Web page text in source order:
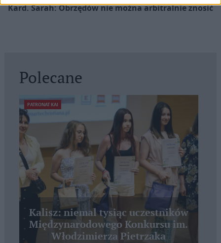
Kard. Sarah: Obrzędów nie można arbitralnie znosić
Polecane
PATRONAT KAI
Kalisz: niemal tysiąc uczestników
Międzynarodowego Konkursu im.
Włodzimierza Pietrzaka